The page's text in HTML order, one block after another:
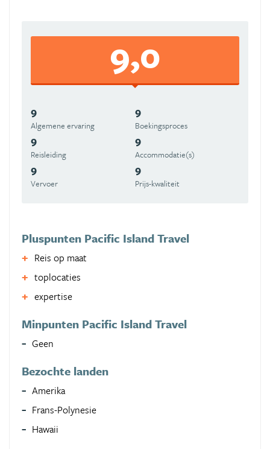
9,0
9
Algemene ervaring
9
Boekingsproces
9
Reisleiding
9
Accommodatie(s)
9
Vervoer
9
Prijs-kwaliteit
Pluspunten Pacific Island Travel
Reis op maat
toplocaties
expertise
Minpunten Pacific Island Travel
Geen
Bezochte landen
Amerika
Frans-Polynesie
Hawaii